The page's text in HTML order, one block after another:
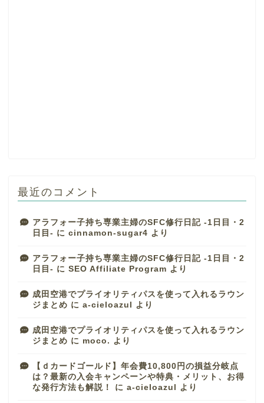
最近のコメント
アラフォー子持ち専業主婦のSFC修行日記 -1日目・2
日目- に cinnamon-sugar4 より
アラフォー子持ち専業主婦のSFC修行日記 -1日目・2
日目- に SEO Affiliate Program より
成田空港でプライオリティパスを使って入れるラウン
ジまとめ に a-cieloazul より
成田空港でプライオリティパスを使って入れるラウン
ジまとめ に moco. より
【ｄカードゴールド】年会費10,800円の損益分岐点
は？最新の入会キャンペーンや特典・メリット、お得
な発行方法も解説！
に a-cieloazul より